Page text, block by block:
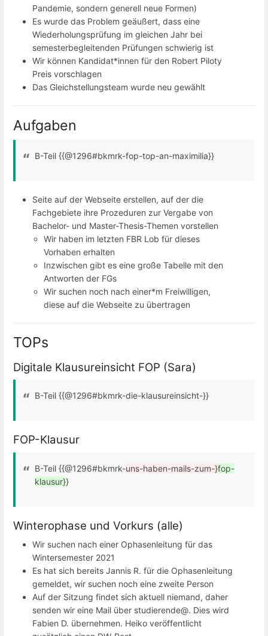
Pandemie, sondern generell neue Formen)
Es wurde das Problem geäußert, dass eine
Wiederholungsprüfung im gleichen Jahr bei
semesterbegleitenden Prüfungen schwierig ist
Wir können Kandidat*innen für den Robert Piloty
Preis vorschlagen
Das Gleichstellungsteam wurde neu gewählt
Aufgaben
B-Teil {{@1296#bkmrk-fop-top-an-maximilia}}
Seite auf der Webseite erstellen, auf der die
Fachgebiete ihre Prozeduren zur Vergabe von
Bachelor- und Master-Thesis-Themen vorstellen
Wir haben im letzten FBR Lob für dieses
Vorhaben erhalten
Inzwischen gibt es eine große Tabelle mit den
Antworten der FGs
Wir suchen noch nach einer*m Freiwilligen,
diese auf die Webseite zu übertragen
TOPs
Digitale Klausureinsicht FOP (Sara)
B-Teil {{@1296#bkmrk-die-klausureinsicht-}}
FOP-Klausur
B-Teil {{@1296#bkmrk-uns-haben-mails-zum-}fop-
klausur}}
Winterophase und Vorkurs (alle)
Wir suchen nach einer Ophasenleitung für das
Wintersemester 2021
Es hat sich bereits Jannis R. für die Ophasenleitung
gemeldet, wir suchen noch eine zweite Person
Auf der Sitzung findet sich aktuell niemand, daher
senden wir eine Mail über studierende@. Dies wird
Fabien D. übernehmen. Heiko veröffentlicht